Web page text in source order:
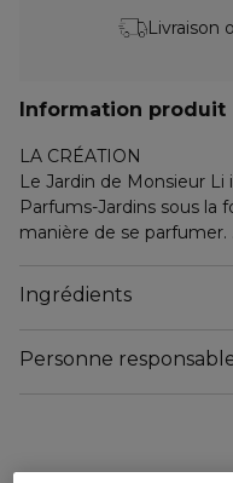
Livraison
Information produit
LA CRÉATION
Le Jardin de Monsieur
Parfums-Jardins sous la
manière de se parfumer.
Floral et végétal, Le
accord harmonieux, un
L'ÉTHIQUE
Ingrédients
Personne